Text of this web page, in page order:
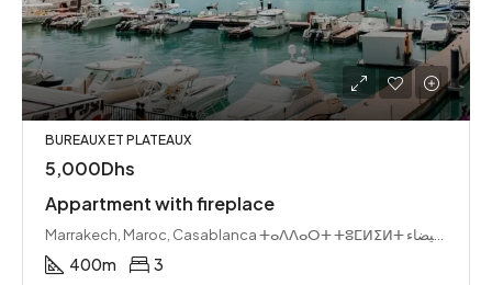
BUREAUX ET PLATEAUX
5,000Dhs
Appartment with fireplace
Marrakech, Maroc, Casablanca ⵜⴰⴷⴷⴰⵔⵜ ⵜⵓⵎⵍⵉⵍⵜ الدار البيضاء, Pachalik de Casablanca باشوية الدار البيضاء, Préfecture de Casablanca عمالة الدار البيضاء, Casablanca-Settat ⵜⴰⴷⴷⴰⵔⵜ ⵜⵓⵎⵍⵉⵍⵜ-ⵙⵟⵟⴰⵜ الدار البيضاء-سطات, Maroc ⵍⵎⵖⵔⵉⴱ المغرب
400m 3